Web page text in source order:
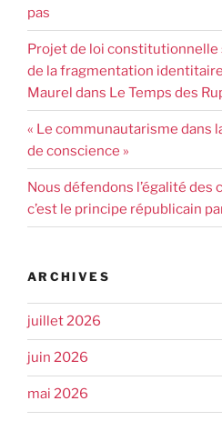
pas
Projet de loi constitutionnelle
de la fragmentation
Maurel dans Le Temps des
« Le communautarisme dans
de conscience »
Nous défendons l’égalité des
c’est le principe républicain
ARCHIVES
juillet 2026
juin 2026
mai 2026